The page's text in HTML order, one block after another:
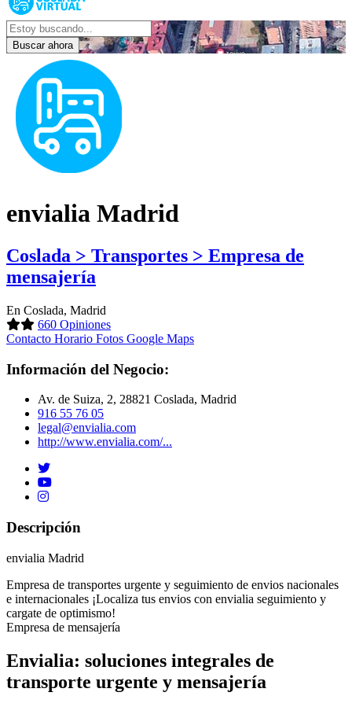
Buscar ahora
envialia Madrid
Coslada > Transportes > Empresa de
mensajería
En Coslada, Madrid
660 Opiniones
Contacto Horario Fotos Google Maps
Información del Negocio:
Av. de Suiza, 2, 28821 Coslada, Madrid
916 55 76 05
legal@envialia.com
http://www.envialia.com/...
Descripción
envialia Madrid
Empresa de transportes urgente y seguimiento de envios nacionales
e internacionales ¡Localiza tus envios con envialia seguimiento y
cargate de optimismo!
Empresa de mensajería
Envialia: soluciones integrales de
transporte urgente y mensajería